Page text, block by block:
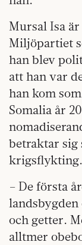
Mursal Isa
Miljöpartiet
han blev
att han var
han kom
Somalia år
betraktar sig
krigsflykting.
– De första
landsbygden
och getter.
alltmer